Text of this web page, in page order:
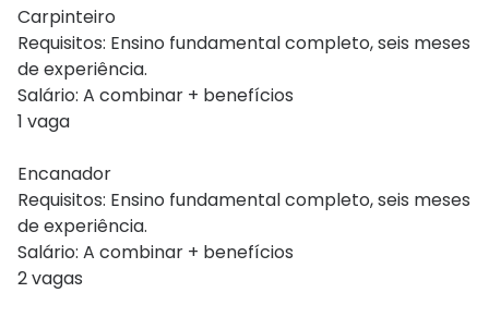
Carpinteiro
Requisitos: Ensino fundamental completo, seis meses
de experiência.
Salário: A combinar + benefícios
1 vaga
Encanador
Requisitos: Ensino fundamental completo, seis meses
de experiência.
Salário: A combinar + benefícios
2 vagas